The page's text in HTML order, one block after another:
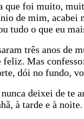
que foi muito,
de mim, acabei
tudo o que eu
três anos de
feliz. Mas
dói no fundo,
deixei de te
à tarde e à